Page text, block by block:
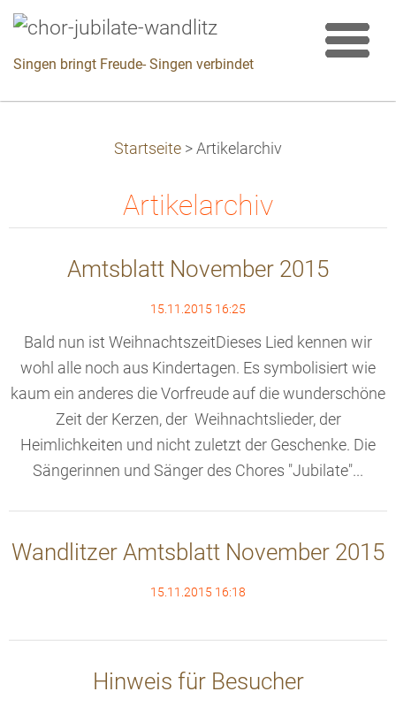
Singen bringt Freude- Singen verbindet
Startseite > Artikelarchiv
Artikelarchiv
Amtsblatt November 2015
15.11.2015 16:25
Bald nun ist WeihnachtszeitDieses Lied kennen wir
wohl alle noch aus Kindertagen. Es symbolisiert wie
kaum ein anderes die Vorfreude auf die wunderschöne
Zeit der Kerzen, der Weihnachtslieder, der
Heimlichkeiten und nicht zuletzt der Geschenke. Die
Sängerinnen und Sänger des Chores "Jubilate"...
Wandlitzer Amtsblatt November 2015
15.11.2015 16:18
Hinweis für Besucher